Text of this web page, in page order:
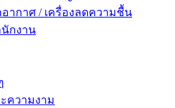
อากาศ / เครื่องลดความชื้น
กงาน
ความงาม